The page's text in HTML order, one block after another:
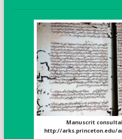
Manuscrit
http://arks.princeton.edu/